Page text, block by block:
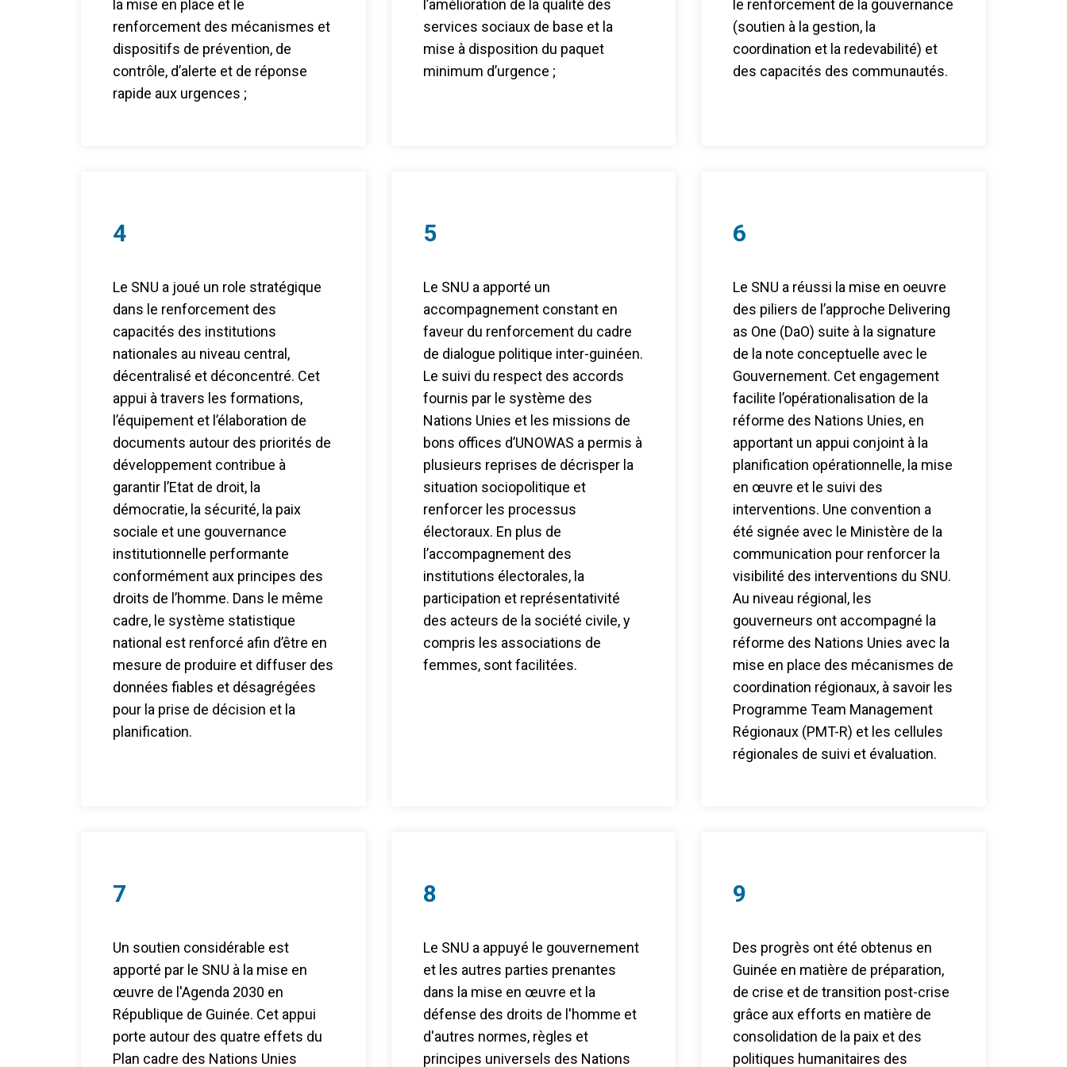
la mise en place et le
renforcement des mécanismes et
dispositifs de prévention, de
contrôle, d’alerte et de réponse
rapide aux urgences ;
l’amélioration de la qualité des
services sociaux de base et la
mise à disposition du paquet
minimum d’urgence ;
le renforcement de la gouvernance
(soutien à la gestion, la
coordination et la redevabilité) et
des capacités des communautés.
4
Le SNU a joué un role stratégique
dans le renforcement des
capacités des institutions
nationales au niveau central,
décentralisé et déconcentré. Cet
appui à travers les formations,
l’équipement et l’élaboration de
documents autour des priorités de
développement contribue à
garantir l’Etat de droit, la
démocratie, la sécurité, la paix
sociale et une gouvernance
institutionnelle performante
conformément aux principes des
droits de l’homme. Dans le même
cadre, le système statistique
national est renforcé afin d’être en
mesure de produire et diffuser des
données fiables et désagrégées
pour la prise de décision et la
planification.
5
Le SNU a apporté un
accompagnement constant en
faveur du renforcement du cadre
de dialogue politique inter-guinéen.
Le suivi du respect des accords
fournis par le système des
Nations Unies et les missions de
bons offices d’UNOWAS a permis à
plusieurs reprises de décrisper la
situation sociopolitique et
renforcer les processus
électoraux. En plus de
l’accompagnement des
institutions électorales, la
participation et représentativité
des acteurs de la société civile, y
compris les associations de
femmes, sont facilitées.
6
Le SNU a réussi la mise en oeuvre
des piliers de l’approche Delivering
as One (DaO) suite à la signature
de la note conceptuelle avec le
Gouvernement. Cet engagement
facilite l’opérationalisation de la
réforme des Nations Unies, en
apportant un appui conjoint à la
planification opérationnelle, la mise
en œuvre et le suivi des
interventions. Une convention a
été signée avec le Ministère de la
communication pour renforcer la
visibilité des interventions du SNU.
Au niveau régional, les
gouverneurs ont accompagné la
réforme des Nations Unies avec la
mise en place des mécanismes de
coordination régionaux, à savoir les
Programme Team Management
Régionaux (PMT-R) et les cellules
régionales de suivi et évaluation.
7
Un soutien considérable est
apporté par le SNU à la mise en
œuvre de l'Agenda 2030 en
République de Guinée. Cet appui
porte autour des quatre effets du
Plan cadre des Nations Unies
8
Le SNU a appuyé le gouvernement
et les autres parties prenantes
dans la mise en œuvre et la
défense des droits de l'homme et
d'autres normes, règles et
principes universels des Nations
9
Des progrès ont été obtenus en
Guinée en matière de préparation,
de crise et de transition post-crise
grâce aux efforts en matière de
consolidation de la paix et des
politiques humanitaires des